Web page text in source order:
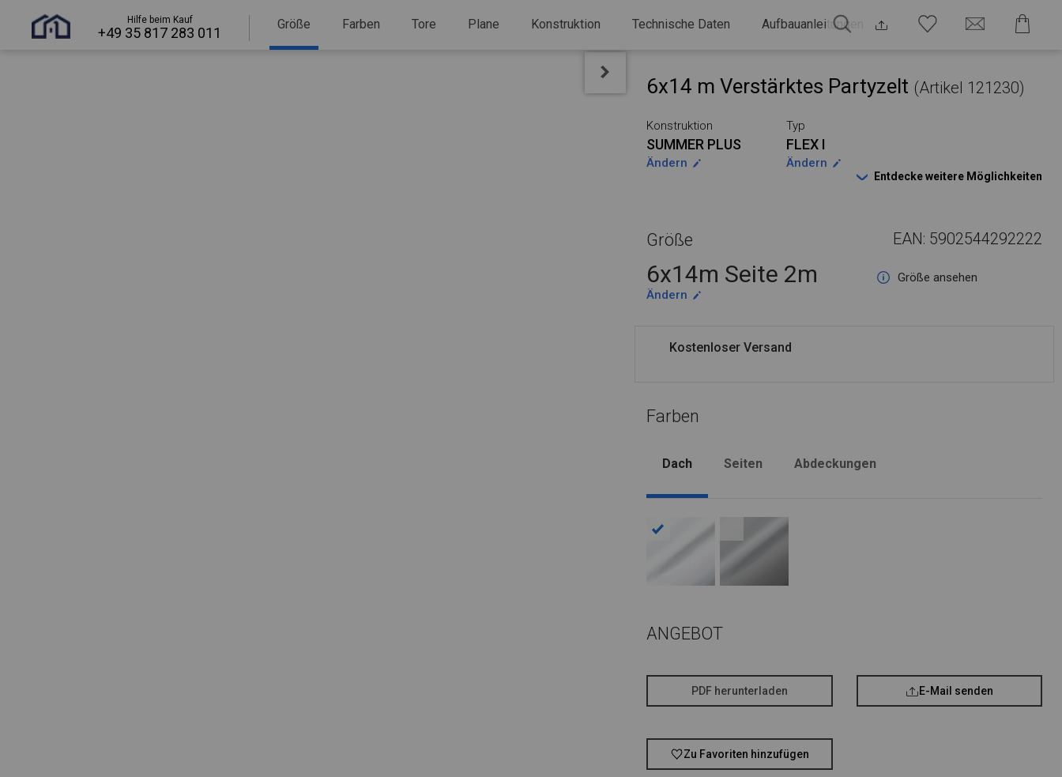
Hilfe beim Kauf
+49 35 817 283 011
Größe Farben Tore Plane Konstruktion Technische Daten Aufbauanleitungen
6x14 m Verstärktes Partyzelt (Artikel 121230)
Konstruktion
SUMMER PLUS
Ändern
Typ
FLEX I
Ändern
Entdecke weitere Möglichkeiten
Größe EAN: 5902544292222
6x14m Seite 2m
Größe ansehen
Ändern
Kostenloser Versand
Farben
Dach Seiten Abdeckungen
ANGEBOT
PDF herunterladen E-Mail senden
Zu Favoriten hinzufügen